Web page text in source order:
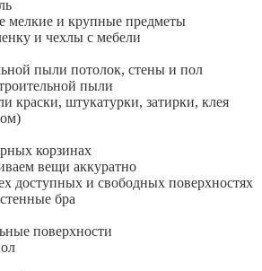
мелкие и крупные предметы
и чехлы с мебели
пыли потолок, стены и пол
пыли
краски, штукатурки, затирки, клея
корзинах
вещи аккуратно
доступных и свободных поверхностях
бра
поверхности